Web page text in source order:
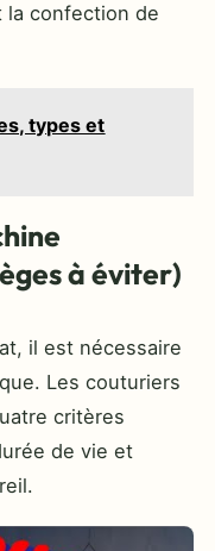
la confection de
types et
à éviter)
il est nécessaire
Les couturiers
critères
de vie et